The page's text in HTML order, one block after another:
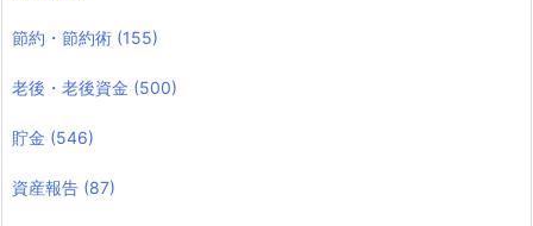
節約・節約術 (155)
老後・老後資金 (500)
貯金 (546)
資産報告 (87)